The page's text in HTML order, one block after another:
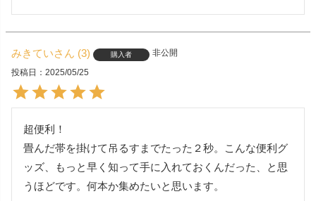
みきてい 3 購入者
非公開
投稿日
2025/05/25
超便利！
畳んだ帯を掛けて吊るすまでたった２秒。こんな便利グ
ッズ、もっと早く知って手に入れておくんだった、と思
うほどです。何本か集めたいと思います。